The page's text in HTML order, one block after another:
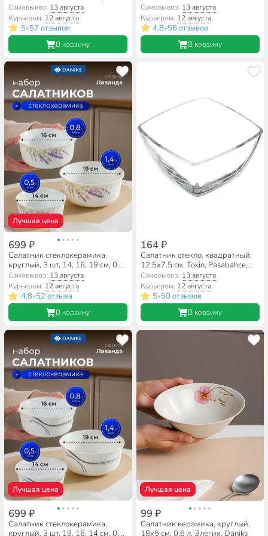
Самовывоз: 13 августа
Курьером: 12 августа
5•57 отзывов
В корзину
19-220
Самовывоз: 13 августа
Курьером: 12 августа
4.8•56 отзывов
В корзину
Лучшая цена
699 ₽
Салатник стеклокерамика,
круглый, 3 шт, 14, 16, 19 см, 0.5,
0.8, 1.4 л, с крышкой, Лаванда,
Daniks, HDW3T-P
Самовывоз: 13 августа
Курьером: 12 августа
4.8•52 отзыва
В корзину
164 ₽
Салатник стекло, квадратный,
12.5х7.5 см, Tokio, Pasabahce,
53056SLB
Самовывоз: 13 августа
Курьером: 12 августа
5•50 отзывов
В корзину
Лучшая цена
699 ₽
Салатник стеклокерамика,
круглый, 3 шт, 19, 16, 14 см, 0.5,
Лучшая цена
99 ₽
Салатник керамика, круглый,
18х5 см, 0.6 л, Элегия, Daniks